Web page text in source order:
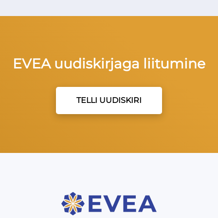
EVEA uudiskirjaga liitumine
TELLI UUDISKIRI